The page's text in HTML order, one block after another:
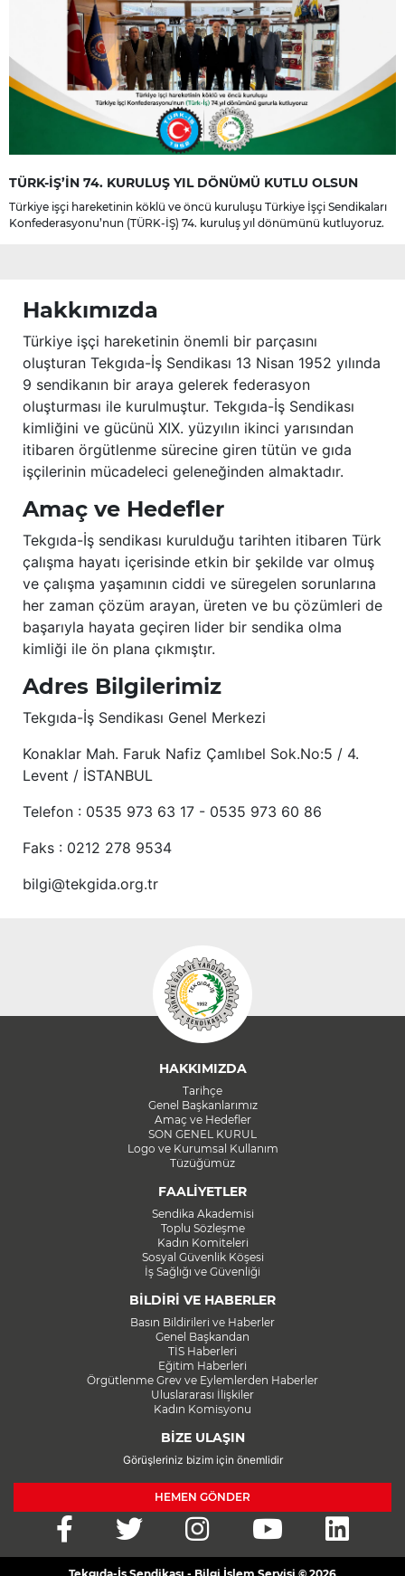
TÜRK-İŞ’İN 74. KURULUŞ YIL DÖNÜMÜ KUTLU OLSUN
Türkiye işçi hareketinin köklü ve öncü kuruluşu Türkiye İşçi Sendikaları
Konfederasyonu’nun (TÜRK-İŞ) 74. kuruluş yıl dönümünü kutluyoruz.
Hakkımızda
Türkiye işçi hareketinin önemli bir parçasını
oluşturan Tekgıda-İş Sendikası 13 Nisan 1952 yılında
9 sendikanın bir araya gelerek federasyon
oluşturması ile kurulmuştur. Tekgıda-İş Sendikası
kimliğini ve gücünü XIX. yüzyılın ikinci yarısından
itibaren örgütlenme sürecine giren tütün ve gıda
işçilerinin mücadeleci geleneğinden almaktadır.
Amaç ve Hedefler
Tekgıda-İş sendikası kurulduğu tarihten itibaren Türk
çalışma hayatı içerisinde etkin bir şekilde var olmuş
ve çalışma yaşamının ciddi ve süregelen sorunlarına
her zaman çözüm arayan, üreten ve bu çözümleri de
başarıyla hayata geçiren lider bir sendika olma
kimliği ile ön plana çıkmıştır.
Adres Bilgilerimiz
Tekgıda-İş Sendikası Genel Merkezi
Konaklar Mah. Faruk Nafiz Çamlıbel Sok.No:5 / 4.
Levent / İSTANBUL
Telefon : 0535 973 63 17 - 0535 973 60 86
Faks : 0212 278 9534
bilgi@tekgida.org.tr
HAKKIMIZDA
Tarihçe
Genel Başkanlarımız
Amaç ve Hedefler
SON GENEL KURUL
Logo ve Kurumsal Kullanım
Tüzüğümüz
FAALİYETLER
Sendika Akademisi
Toplu Sözleşme
Kadın Komiteleri
Sosyal Güvenlik Köşesi
İş Sağlığı ve Güvenliği
BİLDİRİ VE HABERLER
Basın Bildirileri ve Haberler
Genel Başkandan
TİS Haberleri
Eğitim Haberleri
Örgütlenme Grev ve Eylemlerden Haberler
Uluslararası İlişkiler
Kadın Komisyonu
BİZE ULAŞIN
Görüşleriniz bizim için önemlidir
HEMEN GÖNDER